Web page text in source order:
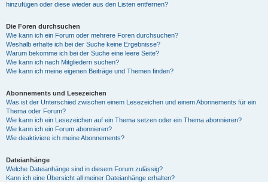
hinzufügen oder diese wieder aus den Listen entfernen?
Die Foren durchsuchen
Wie kann ich ein Forum oder mehrere Foren durchsuchen?
Weshalb erhalte ich bei der Suche keine Ergebnisse?
Warum bekomme ich bei der Suche eine leere Seite?
Wie kann ich nach Mitgliedern suchen?
Wie kann ich meine eigenen Beiträge und Themen finden?
Abonnements und Lesezeichen
Was ist der Unterschied zwischen einem Lesezeichen und einem Abonnements für ein
Thema oder Forum?
Wie kann ich ein Lesezeichen auf ein Thema setzen oder ein Thema abonnieren?
Wie kann ich ein Forum abonnieren?
Wie deaktiviere ich meine Abonnements?
Dateianhänge
Welche Dateianhänge sind in diesem Forum zulässig?
Kann ich eine Übersicht all meiner Dateianhänge erhalten?